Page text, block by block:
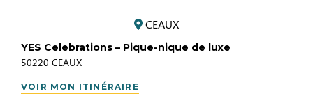
CEAUX
YES Celebrations – Pique-nique de luxe
50220 CEAUX
VOIR MON ITINÉRAIRE